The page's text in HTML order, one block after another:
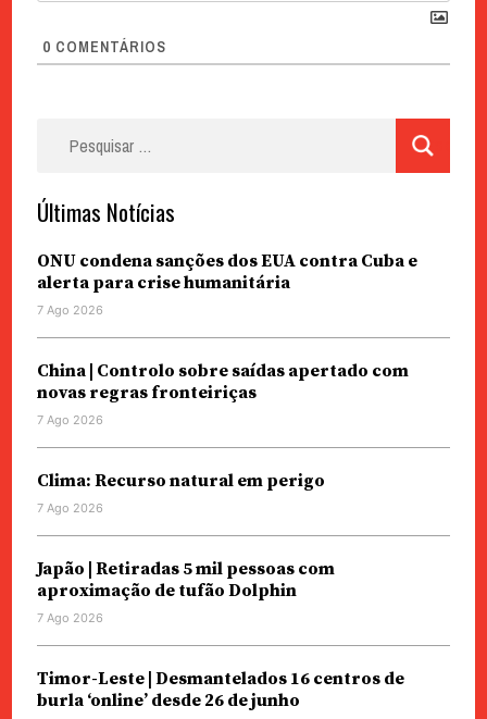
0 COMENTÁRIOS
Últimas Notícias
ONU condena sanções dos EUA contra Cuba e
alerta para crise humanitária
7 Ago 2026
China | Controlo sobre saídas apertado com
novas regras fronteiriças
7 Ago 2026
Clima: Recurso natural em perigo
7 Ago 2026
Japão | Retiradas 5 mil pessoas com
aproximação de tufão Dolphin
7 Ago 2026
Timor-Leste | Desmantelados 16 centros de
burla ‘online’ desde 26 de junho